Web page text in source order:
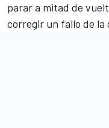
parar a mitad de
corregir un fallo de la